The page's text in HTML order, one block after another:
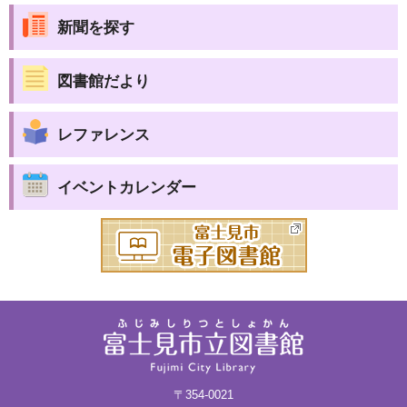
新聞を探す
図書館だより
レファレンス
イベントカレンダー
〒354-0021